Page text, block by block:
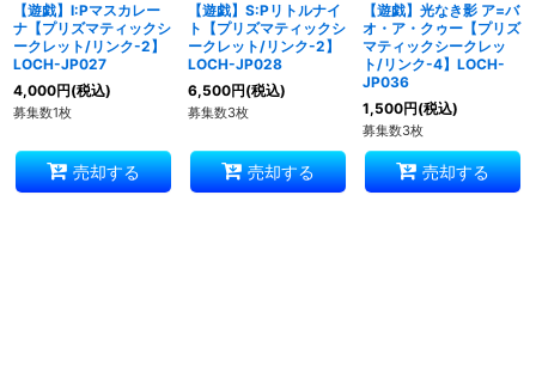
【遊戯】I:Pマスカレー
ナ【プリズマティックシ
ークレット/リンク-2】
LOCH-JP027
4,000円(税込)
募集数1枚
売却する
【遊戯】S:Pリトルナイ
ト【プリズマティックシ
ークレット/リンク-2】
LOCH-JP028
6,500円(税込)
募集数3枚
売却する
【遊戯】光なき影 ア=バ
オ・ア・クゥー【プリズ
マティックシークレッ
ト/リンク-4】LOCH-
JP036
1,500円(税込)
募集数3枚
売却する